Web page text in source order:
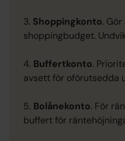
3. Shoppingkonto.
shoppingbudget.
4. Buffertkonto.
avsett för oförutsedda
5. Bolånekonto. För
buffert för